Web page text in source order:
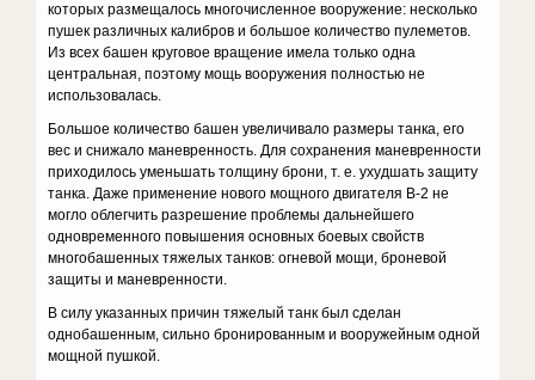
которых размещалось многочисленное вооружение: несколько
пушек различных калибров и большое коли­чество пулеметов.
Из всех башен круговое вращение имела только одна
центральная, поэтому мощь вооружения полностью не
использо­валась.
Большое количество башен увеличивало размеры танка, его
вес и снижало маневренность. Для сохранения маневренности
приходилось уменьшать толщину брони, т. е. ухудшать защиту
танка. Даже примене­ние нового мощного двигателя В-2 не
могло облегчить разрешение про­блемы дальнейшего
одновременного повышения основных боевых свойств
многобашенных тяжелых танков: огневой мощи, броневой
защиты и маневренности.
В силу указанных причин тяжелый танк был сде­лан
однобашенным, сильно бронированным и вооружейным одной
мощной пушкой.